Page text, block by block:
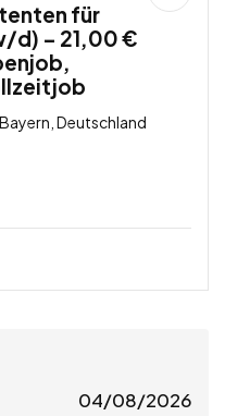
für
d) – 21,00 €
Deutschland
04/08/2026